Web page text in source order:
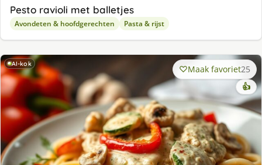
Pesto ravioli met balletjes
Avondeten & hoofdgerechten Pasta & rijst
AI-kok Maak favoriet25
👍